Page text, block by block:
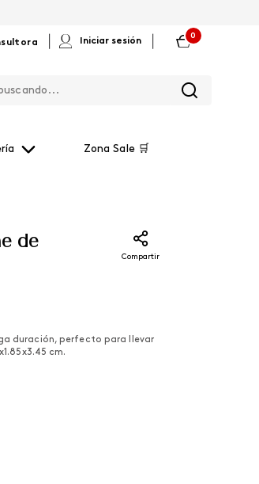
Iniciar sesión
0
Zona Sale 🛒
de
Compartir
duración, perfecto para llevar
cm.